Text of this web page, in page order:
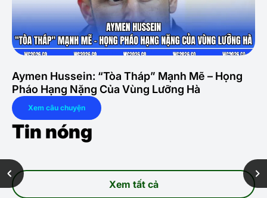
Aymen Hussein: “Tòa Tháp” Mạnh Mẽ – Họng
Pháo Hạng Nặng Của Vùng Lưỡng Hà
Xem câu chuyện
Tin nóng
Xem tất cả